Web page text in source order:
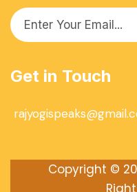
Get in Touch
Copyright ©